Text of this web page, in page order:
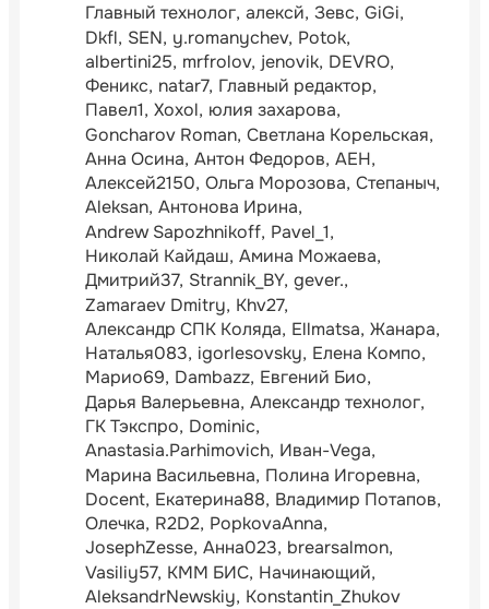
Главный технолог алексй Зевс GiGi
Dkfl SEN y.romanychev Potok
albertini25 mrfrolov jenovik DEVRO
Феникс natar7 Главный редактор
Павел1 Xoxol юлия захарова
Goncharov Roman Светлана Корельская
Анна Осина Антон Федоров АЕН
Алексей2150 Ольга Морозова Степаныч
Aleksan Антонова Ирина
Andrew Sapozhnikoff Pavel_1
Николай Кайдаш Амина Можаева
Дмитрий37 Strannik_BY gever.
Zamaraev Dmitry Khv27
Александр СПК Коляда Ellmatsa Жанара
Наталья083 igorlesovsky Елена Компо
Марио69 Dambazz Евгений Био
Дарья Валерьевна Александр технолог
ГК Тэкспро Dominic
Anastasia.Parhimovich Иван-Vega
Марина Васильевна Полина Игоревна
Docent Екатерина88 Владимир Потапов
Олечка R2D2 PopkovaAnna
JosephZesse Анна023 brearsalmon
Vasiliy57 КММ БИС Начинающий
AleksandrNewskiy Konstantin_Zhukov